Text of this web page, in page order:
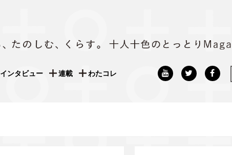
インタビュー 連載 わたコレ